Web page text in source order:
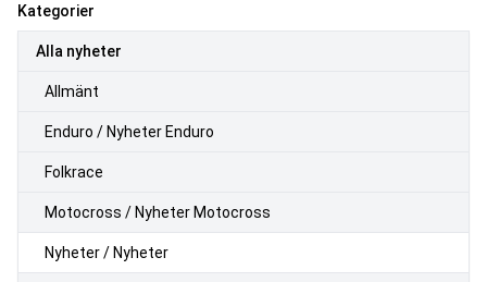
Kategorier
Alla nyheter
Allmänt
Enduro / Nyheter Enduro
Folkrace
Motocross / Nyheter Motocross
Nyheter / Nyheter